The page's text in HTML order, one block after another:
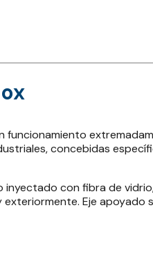
concebidas
con fibra de
Eje apoyado